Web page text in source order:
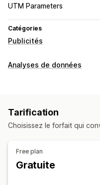
UTM Parameters
Catégories
Publicités
Ciblage
En fonction de
Catégorie de produit
En
Gestion de campagnes
Analyses de données
Suivi de l’événement
Valeur vie client (LTV)
Tarification
Choisissez le forfait qui
Free plan
Gratuite